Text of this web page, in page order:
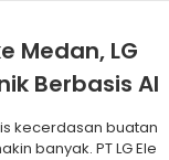
Medan, LG
Berbasis AI
kecerdasan buatan
banyak. PT LG Ele